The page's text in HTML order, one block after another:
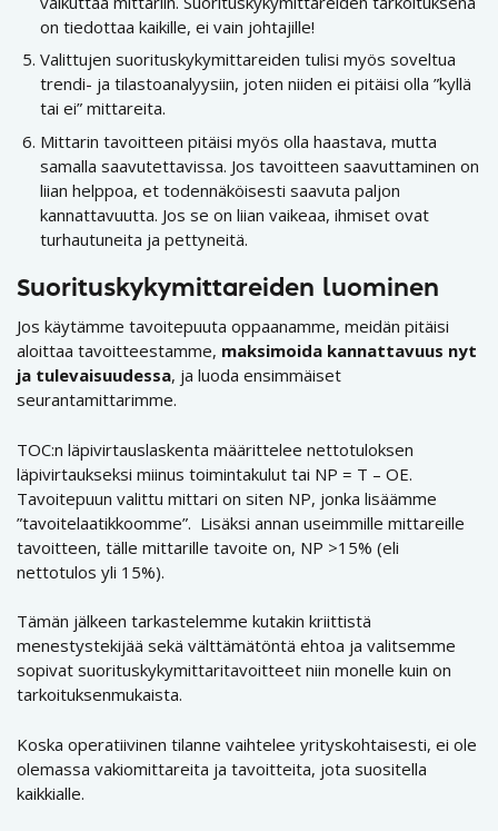
on tiedottaa kaikille, ei vain johtajille!
Valittujen suorituskykymittareiden tulisi myös soveltua
trendi- ja tilastoanalyysiin, joten niiden ei pitäisi olla ”kyllä
tai ei” mittareita.
Mittarin tavoitteen pitäisi myös olla haastava, mutta
samalla saavutettavissa. Jos tavoitteen saavuttaminen on
liian helppoa, et todennäköisesti saavuta paljon
kannattavuutta. Jos se on liian vaikeaa, ihmiset ovat
turhautuneita ja pettyneitä.
Suorituskykymittareiden luominen
Jos käytämme tavoitepuuta oppaanamme, meidän pitäisi
aloittaa tavoitteestamme, maksimoida kannattavuus nyt
ja tulevaisuudessa, ja luoda ensimmäiset
seurantamittarimme.
TOC:n läpivirtauslaskenta määrittelee nettotuloksen
läpivirtaukseksi miinus toimintakulut tai NP = T – OE.
Tavoitepuun valittu mittari on siten NP, jonka lisäämme
”tavoitelaatikkoomme”. Lisäksi annan useimmille mittareille
tavoitteen, tälle mittarille tavoite on, NP >15% (eli
nettotulos yli 15%).
Tämän jälkeen tarkastelemme kutakin kriittistä
menestystekijää sekä välttämätöntä ehtoa ja valitsemme
sopivat suorituskykymittaritavoitteet niin monelle kuin on
tarkoituksenmukaista.
Koska operatiivinen tilanne vaihtelee yrityskohtaisesti, ei ole
olemassa vakiomittareita ja tavoitteita, jota suositella
kaikkialle.